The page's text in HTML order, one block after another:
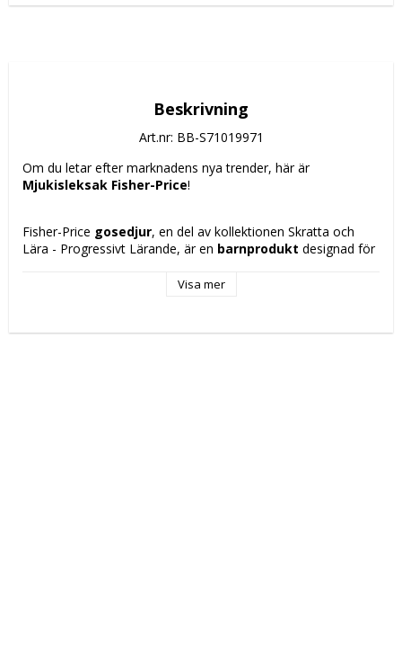
Beskrivning
Art.nr: BB-S71019971
Om du letar efter marknadens nya trender, här är
Mjukisleksak Fisher-Price!
Fisher-Price gosedjur, en del av kollektionen Skratta och
Lära - Progressivt Lärande, är en barnprodukt designad för
tillgängligt format. Den har en utmärkande
kombinerar styrka med lätthet. Detta gosedjur är utformat
Visa mer